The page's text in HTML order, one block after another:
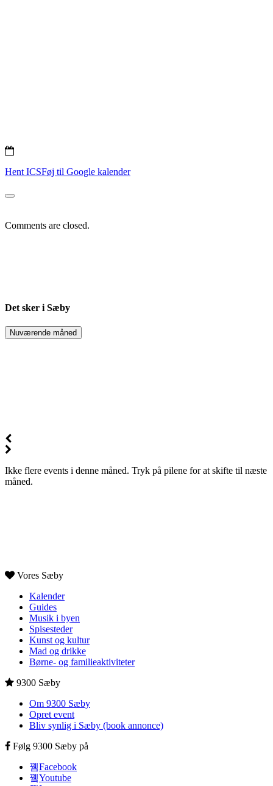
Hent ICSFøj til Google kalender
Comments are closed.
Det sker i Sæby
Nuværende måned
Ikke flere events i denne måned. Tryk på pilene for at skifte til næste
måned.
Vores Sæby
Kalender
Guides
Musik i byen
Spisesteder
Kunst og kultur
Mad og drikke
Børne- og familieaktiviteter
9300 Sæby
Om 9300 Sæby
Opret event
Bliv synlig i Sæby (book annonce)
Følg 9300 Sæby på
Facebook
Youtube